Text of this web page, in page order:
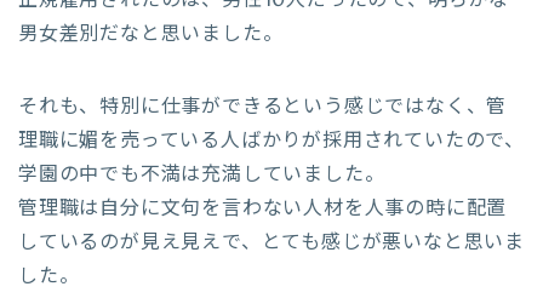
男女差別だなと思いました。
それも、特別に仕事ができるという感じではなく、管
理職に媚を売っている人ばかりが採用されていたので、
学園の中でも不満は充満していました。
管理職は自分に文句を言わない人材を人事の時に配置
しているのが見え見えで、とても感じが悪いなと思いま
した。